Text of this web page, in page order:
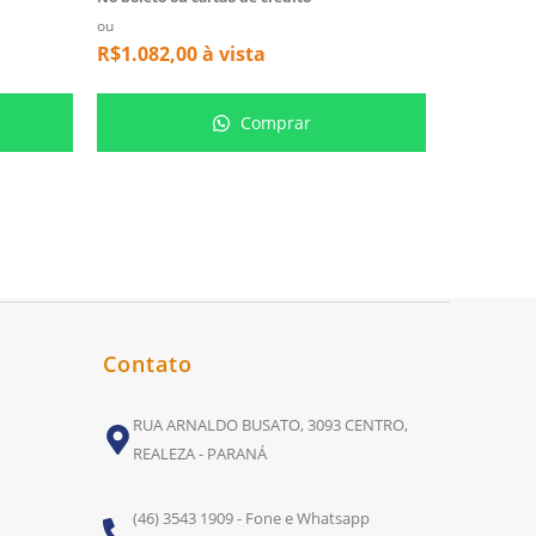
ou
R$1.082,00à vista
Comprar
Contato
RUA ARNALDO BUSATO, 3093 CENTRO,
REALEZA - PARANÁ
(46) 3543 1909 - Fone e Whatsapp